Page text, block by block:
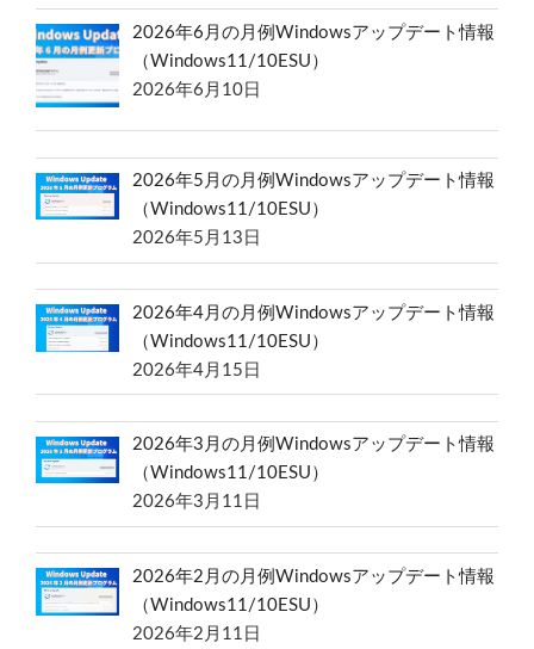
2026年6月の月例Windowsアップデート情報
（Windows11/10ESU）
2026年6月10日
2026年5月の月例Windowsアップデート情報
（Windows11/10ESU）
2026年5月13日
2026年4月の月例Windowsアップデート情報
（Windows11/10ESU）
2026年4月15日
2026年3月の月例Windowsアップデート情報
（Windows11/10ESU）
2026年3月11日
2026年2月の月例Windowsアップデート情報
（Windows11/10ESU）
2026年2月11日